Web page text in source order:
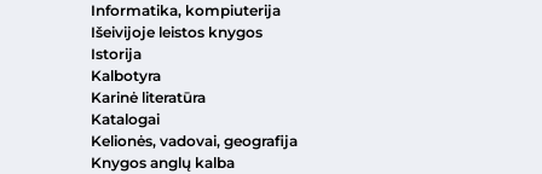
Informatika, kompiuterija
Išeivijoje leistos knygos
Istorija
Kalbotyra
Karinė literatūra
Katalogai
Kelionės, vadovai, geografija
Knygos anglų kalba